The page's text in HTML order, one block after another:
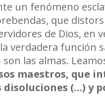
un fenómeno
que
de Dios, en
verdadera función
las almas.
maestros, que
disoluciones (…) y